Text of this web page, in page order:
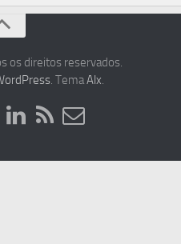
os direitos reservados.
. TemaAlx.